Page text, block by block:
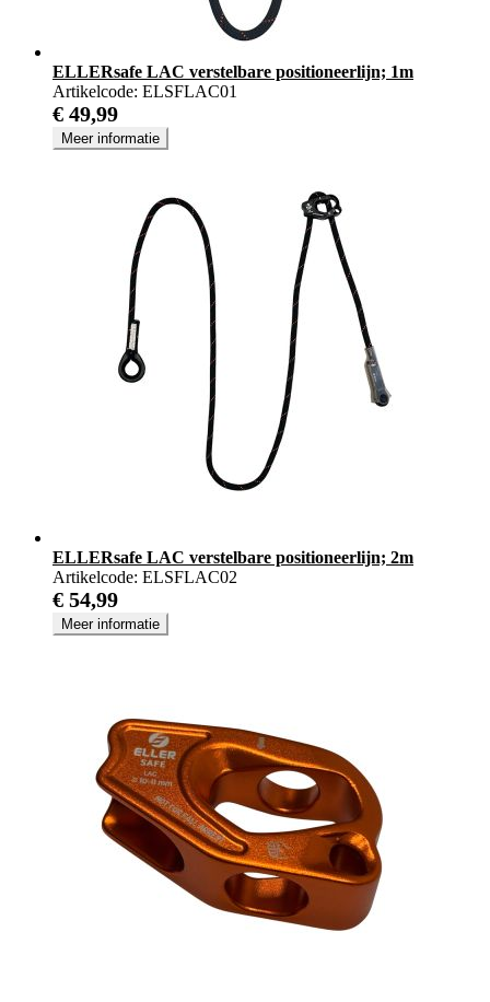
ELLERsafe LAC verstelbare positioneerlijn; 1m
Artikelcode: ELSFLAC01
€ 49,99
Meer informatie
ELLERsafe LAC verstelbare positioneerlijn; 2m
Artikelcode: ELSFLAC02
€ 54,99
Meer informatie